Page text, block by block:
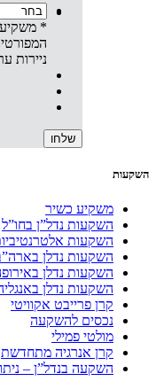
אני
*
ניירות
השקעות
משקיע כשיר
השקעות נדל”ן בחו”ל
השקעות
השקעות נדלן
השקעות נדלן
השקעות נדלן
קרן פרייבט אקוויטי
נכסים להשקעה
מולטי פמילי
קרן אנרגיה מתחדשת
השקעה בנדל”ן –